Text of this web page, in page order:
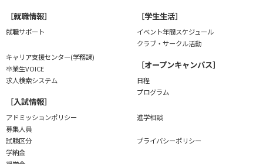
［就職情報］
就職サポート
キャリア支援センター(学務課)
卒業生VOICE
求人検索システム
［入試情報］
アドミッションポリシー
募集人員
試験区分
学納金
［学生生活］
イベント年間スケジュール
クラブ・サークル活動
［オープンキャンパス］
日程
プログラム
進学相談
プライバシーポリシー